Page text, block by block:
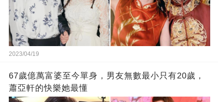
2023/04/19
67歲億萬富婆至今單身，男友無數最小只有20歲，
蕭亞軒的快樂她最懂